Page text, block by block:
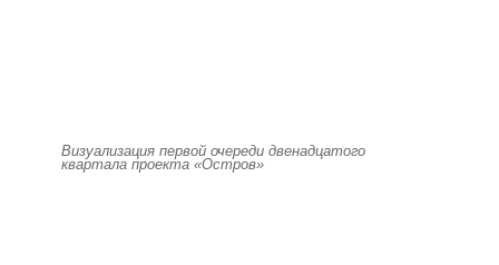
Визуализация первой очереди двенадцатого
квартала проекта «Остров»